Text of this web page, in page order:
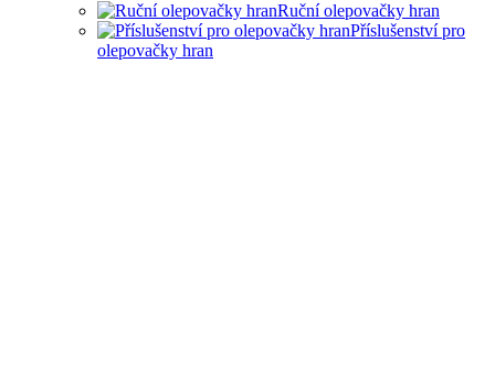
Ruční olepovačky hran
Příslušenství pro
olepovačky hran